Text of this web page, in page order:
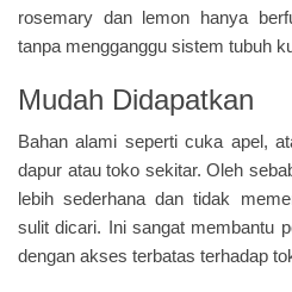
rosemary dan lemon hanya
tanpa mengganggu sistem tubuh
Mudah Didapatkan
Bahan alami seperti cuka apel,
dapur atau toko sekitar. Oleh
lebih sederhana dan tidak
sulit dicari. Ini sangat membantu
dengan akses terbatas terhadap